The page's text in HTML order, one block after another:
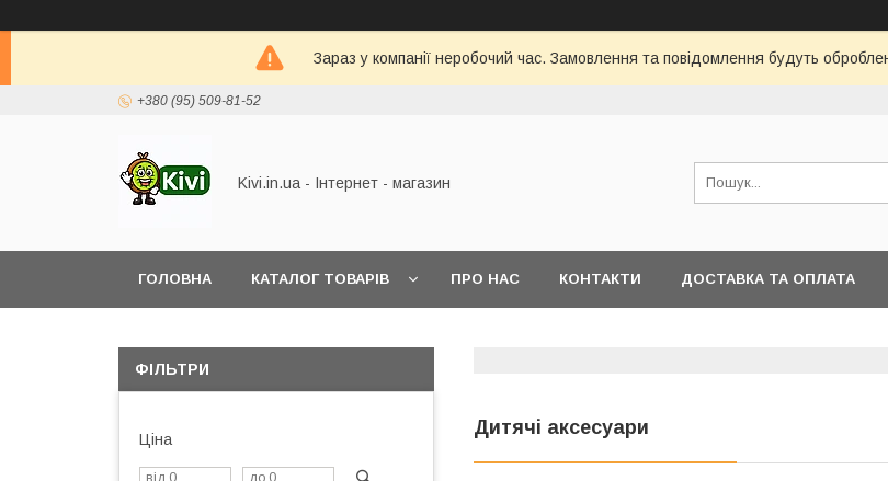
Зараз у компанії неробочий час. Замовлення та повідомлення будуть
+380 (95) 509-81-52
Kivi.in.ua - Інтернет - магазин
ГОЛОВНА КАТАЛОГ ТОВАРІВ ПРО НАС КОНТАКТИ ДОСТАВКА ТА ОПЛАТА
Дитячі аксесуари
ФІЛЬТРИ
Ціна